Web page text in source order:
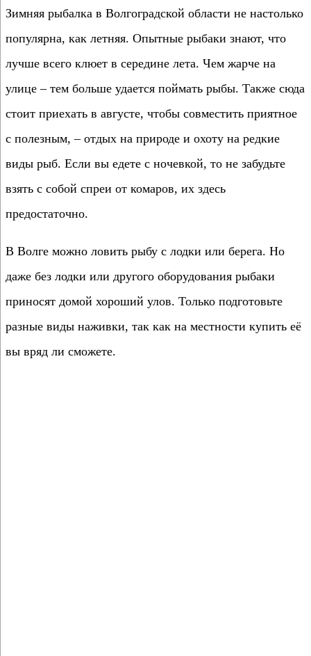
Зимняя рыбалка в Волгоградской области не настолько
популярна, как летняя. Опытные рыбаки знают, что
лучше всего клюет в середине лета. Чем жарче на
улице – тем больше удается поймать рыбы. Также сюда
стоит приехать в августе, чтобы совместить приятное
с полезным, – отдых на природе и охоту на редкие
виды рыб. Если вы едете с ночевкой, то не забудьте
взять с собой спреи от комаров, их здесь
предостаточно.
В Волге можно ловить рыбу с лодки или берега. Но
даже без лодки или другого оборудования рыбаки
приносят домой хороший улов. Только подготовьте
разные виды наживки, так как на местности купить её
вы вряд ли сможете.